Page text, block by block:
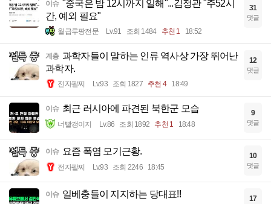
이슈 "중국은 밤 12시까지 일해"...김정관 "주52시
간, 예외 필요"
월급루팡전문 Lv.91 조회 1484 추천 1 18:52
31
댓글
계층 과학자들이 말하는 인류 역사상 가장 뛰어난
과학자.
전자팔찌 Lv.93 조회 1827 추천 4 18:49
12
댓글
이슈 최근 러시아에 파견된 북한군 모습
너빨갱이지 Lv.86 조회 1892 추천 1 18:48
9
댓글
이슈 요즘 폭염 모기근황.
전자팔찌 Lv.93 조회 2246 18:45
10
댓글
이슈 일베충들이 지지하는 당대표!! 17